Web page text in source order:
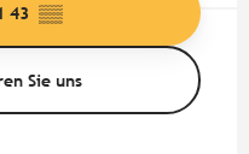
43 ▒▒
Sie uns